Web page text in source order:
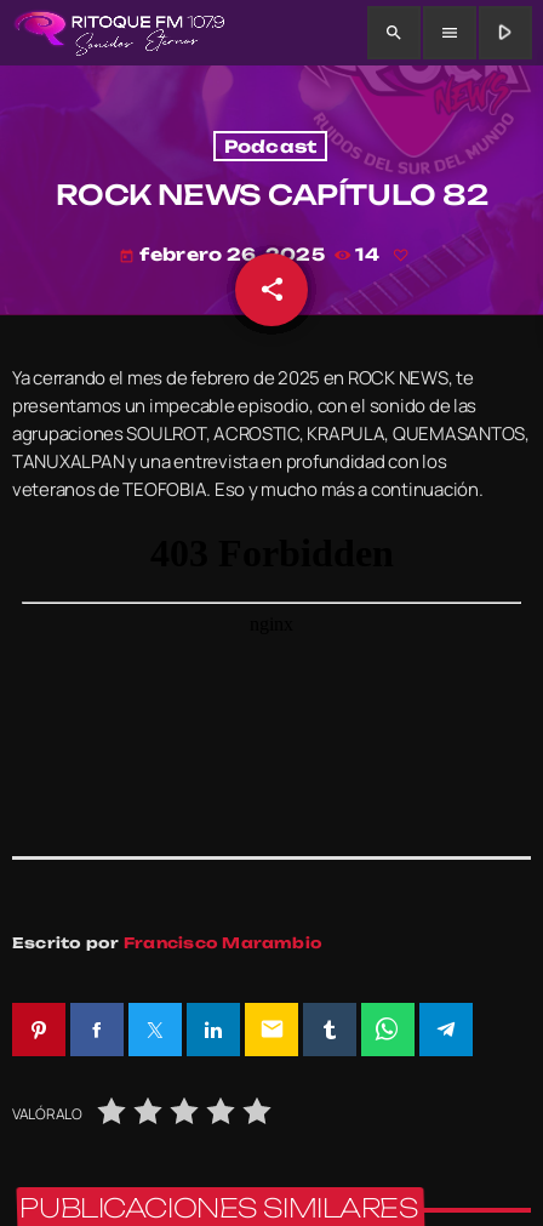
search menu play_arrow
Podcast
ROCK NEWS CAPÍTULO 82
today febrero 26, 2025 14
share
email
Ya cerrando el mes de febrero de 2025 en ROCK NEWS, te
presentamos un impecable episodio, con el sonido de las
agrupaciones SOULROT, ACROSTIC, KRAPULA, QUEMASANTOS,
TANUXALPAN y una entrevista en profundidad con los
veteranos de TEOFOBIA. Eso y mucho más a continuación.
Escrito por Francisco Marambio
email
VALÓRALO
PUBLICACIONES SIMILARES